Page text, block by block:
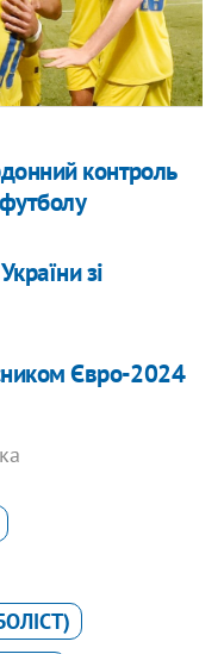
контроль
зі
Євро-2024